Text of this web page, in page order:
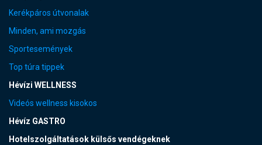
Kerékpáros útvonalak
Minden, ami mozgás
Sportesemények
Top túra tippek
Hévízi WELLNESS
Videós wellness kisokos
Hévíz GASTRO
Hotelszolgáltatások külsős vendégeknek